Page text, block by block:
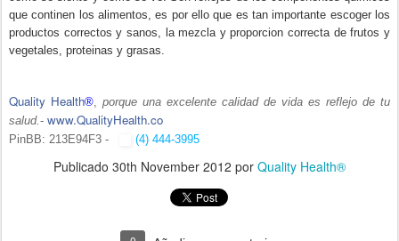
que continen los alimentos, es por ello que es tan importante escoger los
productos correctos y sanos, la mezcla y proporcion correcta de frutos y
vegetales, proteinas y grasas.
Quality Health®, porque una excelente calidad de vida es reflejo de tu
salud.- www.QualityHealth.co
PinBB: 213E94F3 - (4) 444-3995
Publicado 30th November 2012 por Quality Health®